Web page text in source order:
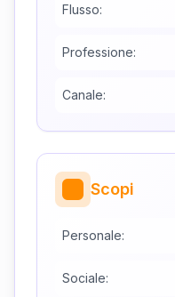
Flusso:
Professione:
Canale:
Scopi
Personale:
Sociale: